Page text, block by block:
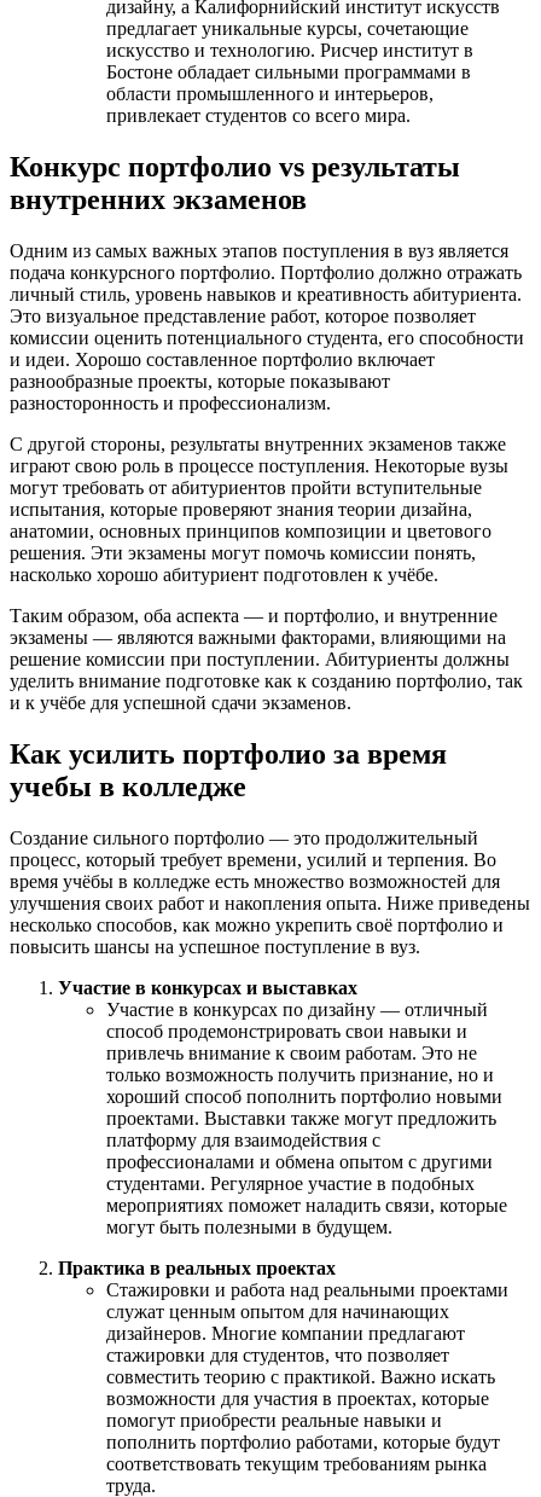
дизайну, а Калифорнийский институт искусств
предлагает уникальные курсы, сочетающие
искусство и технологию. Рисчер институт в
Бостоне обладает сильными программами в
области промышленного и интерьеров,
привлекает студентов со всего мира.
Конкурс портфолио vs результаты
внутренних экзаменов
Одним из самых важных этапов поступления в вуз является
подача конкурсного портфолио. Портфолио должно отражать
личный стиль, уровень навыков и креативность абитуриента.
Это визуальное представление работ, которое позволяет
комиссии оценить потенциального студента, его способности
и идеи. Хорошо составленное портфолио включает
разнообразные проекты, которые показывают
разносторонность и профессионализм.
С другой стороны, результаты внутренних экзаменов также
играют свою роль в процессе поступления. Некоторые вузы
могут требовать от абитуриентов пройти вступительные
испытания, которые проверяют знания теории дизайна,
анатомии, основных принципов композиции и цветового
решения. Эти экзамены могут помочь комиссии понять,
насколько хорошо абитуриент подготовлен к учёбе.
Таким образом, оба аспекта — и портфолио, и внутренние
экзамены — являются важными факторами, влияющими на
решение комиссии при поступлении. Абитуриенты должны
уделить внимание подготовке как к созданию портфолио, так
и к учёбе для успешной сдачи экзаменов.
Как усилить портфолио за время
учебы в колледже
Создание сильного портфолио — это продолжительный
процесс, который требует времени, усилий и терпения. Во
время учёбы в колледже есть множество возможностей для
улучшения своих работ и накопления опыта. Ниже приведены
несколько способов, как можно укрепить своё портфолио и
повысить шансы на успешное поступление в вуз.
Участие в конкурсах и выставках
Участие в конкурсах по дизайну — отличный
способ продемонстрировать свои навыки и
привлечь внимание к своим работам. Это не
только возможность получить признание, но и
хороший способ пополнить портфолио новыми
проектами. Выставки также могут предложить
платформу для взаимодействия с
профессионалами и обмена опытом с другими
студентами. Регулярное участие в подобных
мероприятиях поможет наладить связи, которые
могут быть полезными в будущем.
Практика в реальных проектах
Стажировки и работа над реальными проектами
служат ценным опытом для начинающих
дизайнеров. Многие компании предлагают
стажировки для студентов, что позволяет
совместить теорию с практикой. Важно искать
возможности для участия в проектах, которые
помогут приобрести реальные навыки и
пополнить портфолио работами, которые будут
соответствовать текущим требованиям рынка
труда.